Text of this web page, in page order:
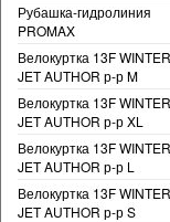
Рубашка-гидролиния
PROMAX
Велокуртка 13F WINTER
JET AUTHOR р-р M
Велокуртка 13F WINTER
JET AUTHOR р-р XL
Велокуртка 13F WINTER
JET AUTHOR р-р L
Велокуртка 13F WINTER
JET AUTHOR р-р S